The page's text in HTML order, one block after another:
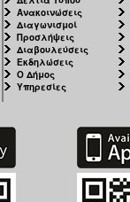
Ανακοινώσεις
Διαγωνισμοί
Προσλήψεις
Διαβουλεύσεις
Εκδηλώσεις
Ο Δήμος
Υπηρεσίες